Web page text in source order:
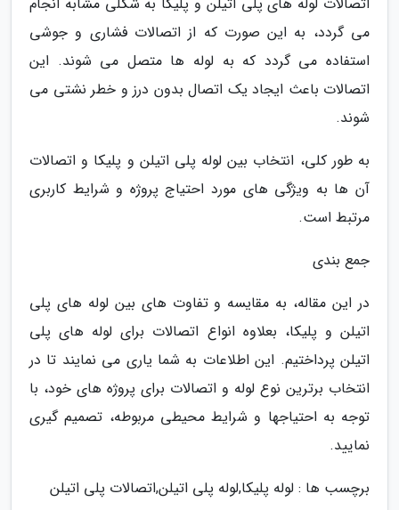
می گردد، به این صورت که از اتصالات فشاری و جوشی
استفاده می گردد که به لوله ها متصل می شوند. این
اتصالات باعث ایجاد یک اتصال بدون درز و خطر نشتی می
شوند.
به طور کلی، انتخاب بین لوله پلی اتیلن و پلیکا و اتصالات
آن ها به ویژگی های مورد احتیاج پروژه و شرایط کاربری
مرتبط است.
جمع بندی
در این مقاله، به مقایسه و تفاوت های بین لوله های پلی
اتیلن و پلیکا، بعلاوه انواع اتصالات برای لوله های پلی
اتیلن پرداختیم. این اطلاعات به شما یاری می نمایند تا در
انتخاب برترین نوع لوله و اتصالات برای پروژه های خود، با
توجه به احتیاجها و شرایط محیطی مربوطه، تصمیم گیری
نمایید.
برچسب ها : لوله پلیکا,لوله پلی اتیلن,اتصالات پلی اتیلن